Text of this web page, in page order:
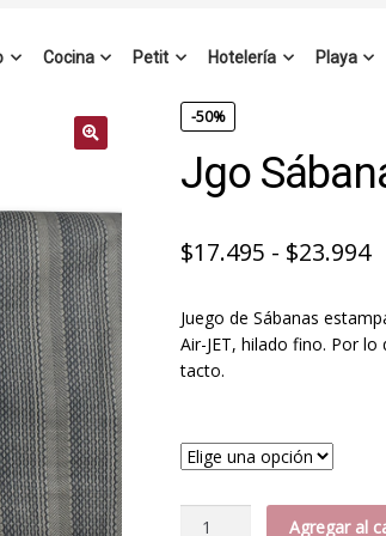
Cocina Petit Hotelería Playa
-50%
Jgo
$17.495 - $23.994
Juego de Sábanas
Air-JET, hilado fino. Por
tacto.
Agregar al